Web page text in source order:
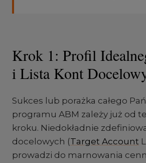
Krok 1: Profil
i Lista Kont
Sukces lub porażka całego
programu ABM zależy już od
kroku. Niedokładnie
docelowych (Target Account
prowadzi do marnowania